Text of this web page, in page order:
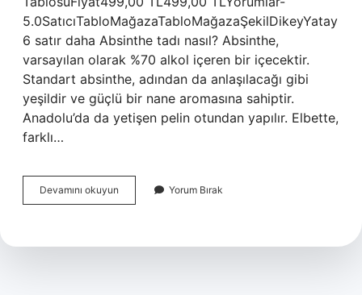
5.0SatıcıTabloMağazaTabloMağazaŞekilDikeyYatay
6 satır daha Absinthe tadı nasıl? Absinthe,
varsayılan olarak %70 alkol içeren bir içecektir.
Standart absinthe, adından da anlaşılacağı gibi
yeşildir ve güçlü bir nane aromasına sahiptir.
Anadolu’da da yetişen pelin otundan yapılır. Elbette,
farklı…
Devamını okuyun
Peri
Yorum Bırak